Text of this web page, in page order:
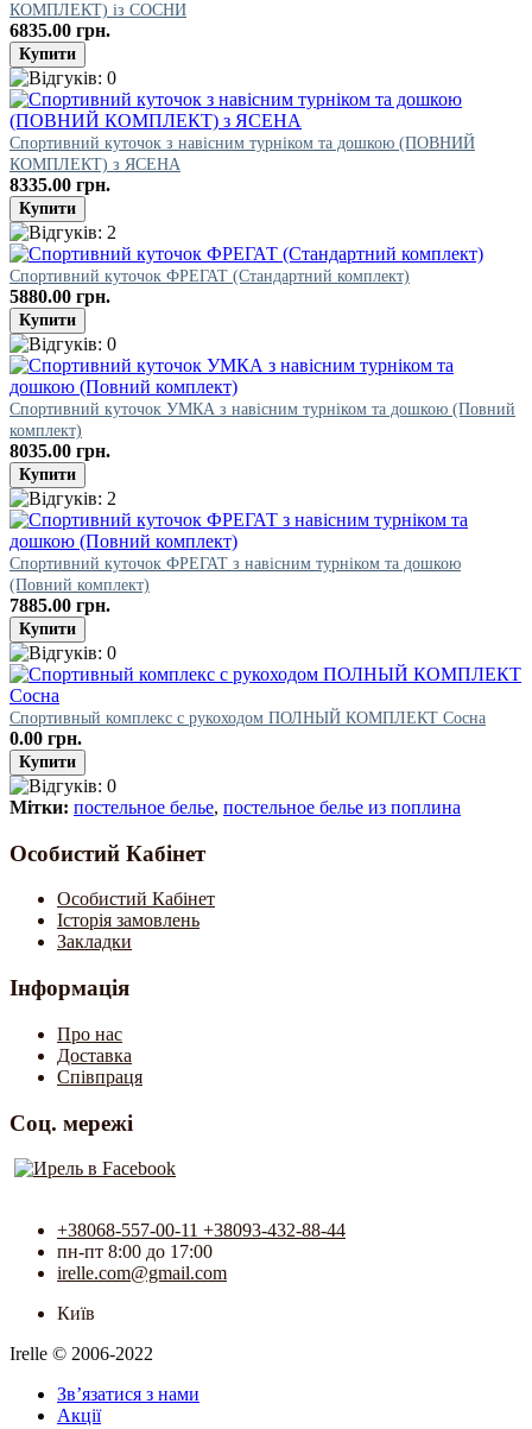
КОМПЛЕКТ) із СОСНИ
6835.00 грн.
Спортивний куточок з навісним турніком та дошкою (ПОВНИЙ
КОМПЛЕКТ) з ЯСЕНА
8335.00 грн.
Спортивний куточок ФРЕГАТ (Стандартний комплект)
5880.00 грн.
Спортивний куточок УМКА з навісним турніком та дошкою (Повний
комплект)
8035.00 грн.
Спортивний куточок ФРЕГАТ з навісним турніком та дошкою
(Повний комплект)
7885.00 грн.
Спортивный комплекс с рукоходом ПОЛНЫЙ КОМПЛЕКТ Сосна
0.00 грн.
Мітки: постельное белье, постельное белье из поплина
Особистий Кабінет
Особистий Кабінет
Історія замовлень
Закладки
Інформація
Про нас
Доставка
Співпраця
Соц. мережі
+38068-557-00-11 +38093-432-88-44
пн-пт 8:00 до 17:00
irelle.com@gmail.com
Київ
Irelle © 2006-2022
Зв’язатися з нами
Акції